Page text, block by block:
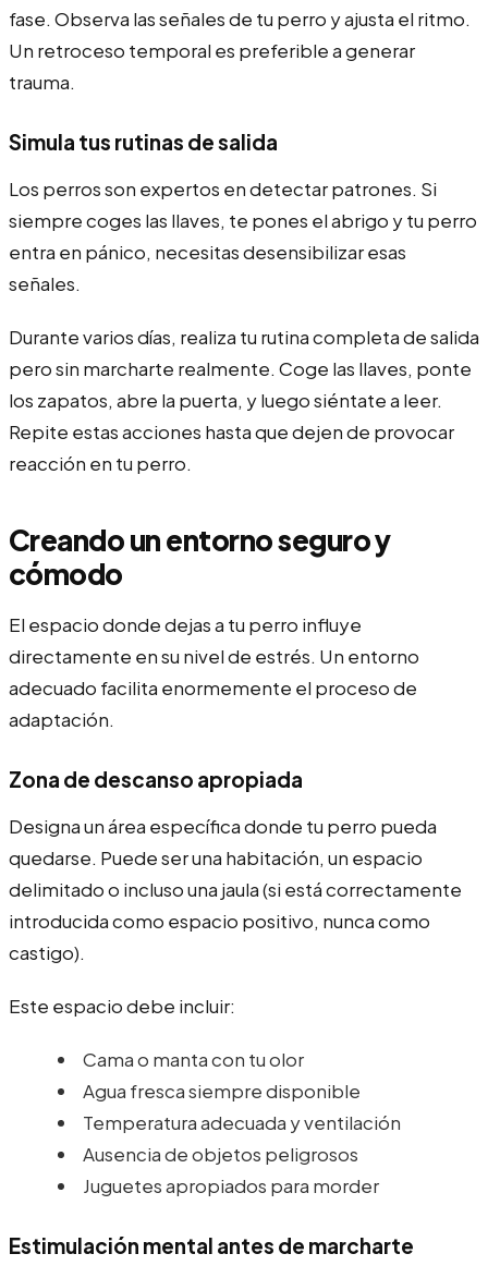
fase. Observa las señales de tu perro y ajusta el ritmo.
Un retroceso temporal es preferible a generar
trauma.
Simula tus rutinas de salida
Los perros son expertos en detectar patrones. Si
siempre coges las llaves, te pones el abrigo y tu perro
entra en pánico, necesitas desensibilizar esas
señales.
Durante varios días, realiza tu rutina completa de salida
pero sin marcharte realmente. Coge las llaves, ponte
los zapatos, abre la puerta, y luego siéntate a leer.
Repite estas acciones hasta que dejen de provocar
reacción en tu perro.
Creando un entorno seguro y
cómodo
El espacio donde dejas a tu perro influye
directamente en su nivel de estrés. Un entorno
adecuado facilita enormemente el proceso de
adaptación.
Zona de descanso apropiada
Designa un área específica donde tu perro pueda
quedarse. Puede ser una habitación, un espacio
delimitado o incluso una jaula (si está correctamente
introducida como espacio positivo, nunca como
castigo).
Este espacio debe incluir:
Cama o manta con tu olor
Agua fresca siempre disponible
Temperatura adecuada y ventilación
Ausencia de objetos peligrosos
Juguetes apropiados para morder
Estimulación mental antes de marcharte